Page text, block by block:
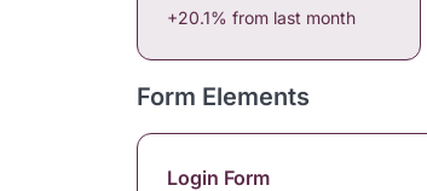
+20.1% from last month
Form Elements
Login Form